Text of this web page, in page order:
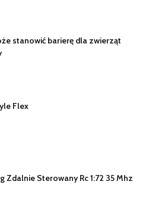
stanowić barierę dla zwierząt
Flex
Zdalnie Sterowany Rc 1:72 35 Mhz